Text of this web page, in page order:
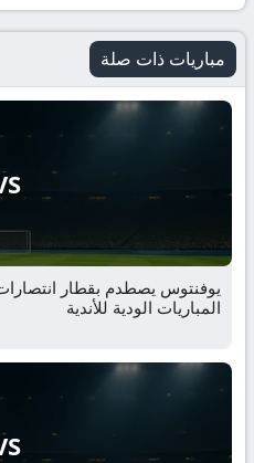
مباريات ذات صلة
يوفنتوس يصطدم بقطار انتصارات
المباريات الودية للأندية